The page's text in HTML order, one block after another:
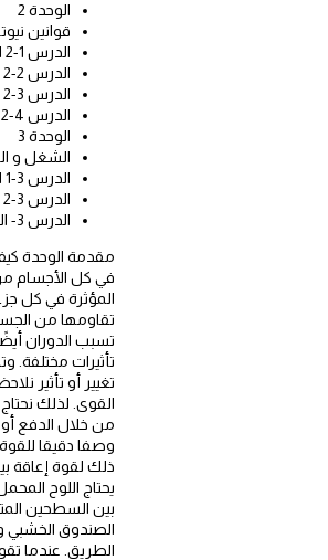
الوحدة 2
قوانين
الدرس 1-2 القانونان الأول والثالث لنيوتن .
الدرس 2-2 القانون الثاني لنيوتن
الدرس 3-2 حركة المقذوفات والسطح المائل
الدرس 4-2 الزخم الخطي وحفظ الزخم
الوحدة 3
الشغل و
الدرس 3-1 الشغل المبذول والطاقة
الدرس 3-2 حفظ الطاقة
الدرس 3- القدرة والكفاءة
مقدمة الوحدة
في كل الأجسام من
المؤثرة في كل
تقاومها من
تسبب الدوران
تأثيرات مختلفة.
القوى. لذلك
وصفا دقيقا
ذلك لقوة إعاقة
بين السطحين
الصندوق الخشبي
الطريق. عندما